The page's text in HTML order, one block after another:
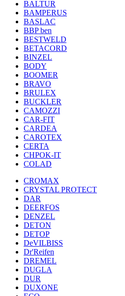
BALTUR
BAMPERUS
BASLAC
BBP ben
BESTWELD
BETACORD
BINZEL
BODY
BOOMER
BRAVO
BRULEX
BUCKLER
CAMOZZI
CAR-FIT
CARDEA
CAROTEX
CERTA
CHPOK-IT
COLAD
CROMAX
CRYSTAL PROTECT
DAR
DEERFOS
DENZEL
DETON
DETOP
DeVILBISS
Dr'Reifen
DREMEL
DUGLA
DUR
DUXONE